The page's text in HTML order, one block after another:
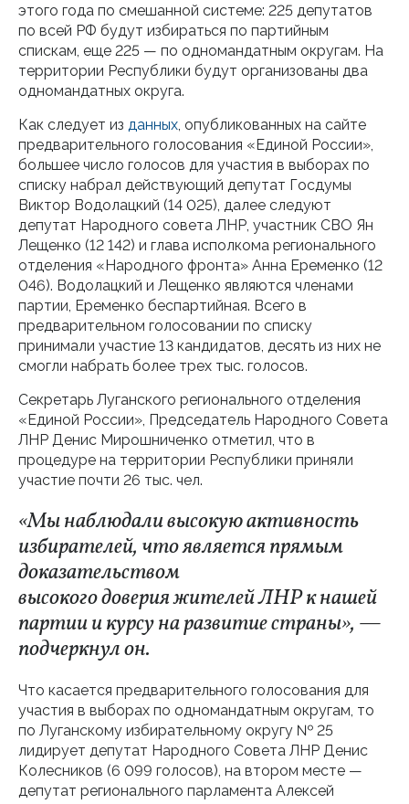
этого года по смешанной системе: 225 депутатов
по всей РФ будут избираться по партийным
спискам, еще 225 — по одномандатным округам. На
территории Республики будут организованы два
одномандатных округа.
Как следует из данных, опубликованных на сайте
предварительного голосования «Единой России»,
большее число голосов для участия в выборах по
списку набрал действующий депутат Госдумы
Виктор Водолацкий (14 025), далее следуют
депутат Народного совета ЛНР, участник СВО Ян
Лещенко (12 142) и глава исполкома регионального
отделения «Народного фронта» Анна Еременко (12
046). Водолацкий и Лещенко являются членами
партии, Еременко беспартийная. Всего в
предварительном голосовании по списку
принимали участие 13 кандидатов, десять из них не
смогли набрать более трех тыс. голосов.
Секретарь Луганского регионального отделения
«Единой России», Председатель Народного Совета
ЛНР Денис Мирошниченко отметил, что в
процедуре на территории Республики приняли
участие почти 26 тыс. чел.
«Мы наблюдали высокую активность
избирателей, что является прямым
доказательством
высокого доверия жителей ЛНР к нашей
партии и курсу на развитие страны», —
подчеркнул он.
Что касается предварительного голосования для
участия в выборах по одномандатным округам, то
по Луганскому избирательному округу № 25
лидирует депутат Народного Совета ЛНР Денис
Колесников (6 099 голосов), на втором месте —
депутат регионального парламента Алексей